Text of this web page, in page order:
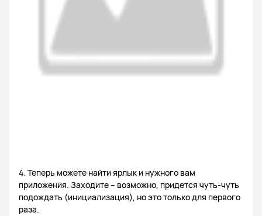
4. Теперь можете найти ярлык и нужного вам
приложения. Заходите – возможно, придется чуть-чуть
подождать (инициализация), но это только для первого
раза.